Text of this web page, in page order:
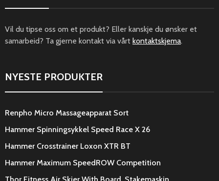
Vil du tipse oss om et produkt? Eller kanskje du ønsker et
samarbeid? Ta gjerne kontakt via vårt kontaktskjema.
NYESTE PRODUKTER
Renpho Micro Massageapparat Sort
Hammer Spinningsykkel Speed Race X 26
Hammer Crosstrainer Loxon XTR BT
Hammer Maximum SpeedROW Competition
Thor Fitness Air Skier With Board, Stakemaskin